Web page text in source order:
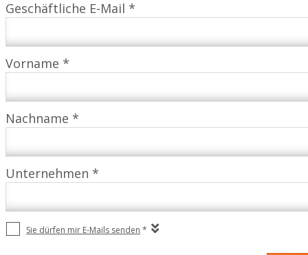
Geschäftliche E-Mail *
Vorname *
Nachname *
Unternehmen *
Sie dürfen mir E-Mails senden *